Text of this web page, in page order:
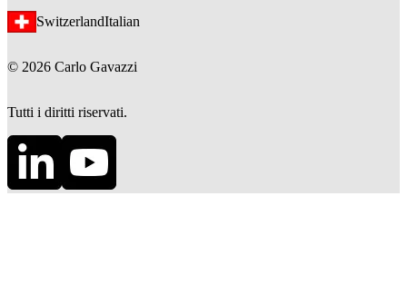
SwitzerlandItalian
© 2026 Carlo Gavazzi
Tutti i diritti riservati.